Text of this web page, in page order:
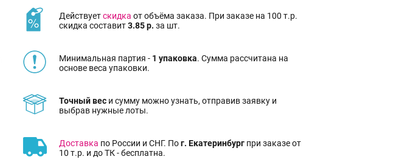
Действуетскидка от объёма заказа. При заказе на 100 т.р.
скидка составит3.85 р. за шт.
Минимальная партия - 1 упаковка. Сумма рассчитана на
основе веса упаковки.
Точный вес и сумму можно узнать, отправив заявку и
выбрав нужные лоты.
Доставка по России и СНГ. Пог. Екатеринбург при заказе от
10 т.р. и до ТК - бесплатна.